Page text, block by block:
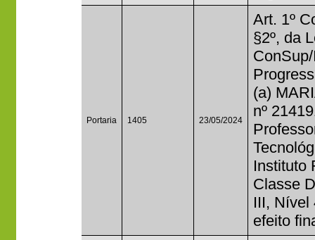
Portaria 1405 23/05/2024
Art. 1º
§2º, da
(a)
nº
Instituto
Classe
III, Nível
efeito